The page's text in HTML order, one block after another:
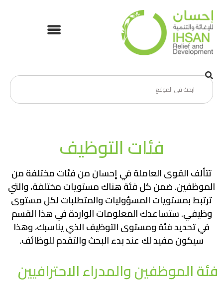
فئات التوظيف
تتألف القوى العاملة في إحسان من فئات مختلفة من
الموظفين. ضمن كل فئة هناك مستويات مختلفة، والتي
ترتبط بمستويات المسؤوليات والمتطلبات لكل مستوى
وظيفي. ستساعدك المعلومات الواردة في هذا القسم
في تحديد فئة ومستوى التوظيف الذي يناسبك، وهذا
سيكون مفيد لك عند بدء البحث والتقدم للوظائف.
فئة الموظفين والمدراء الاحترافيين